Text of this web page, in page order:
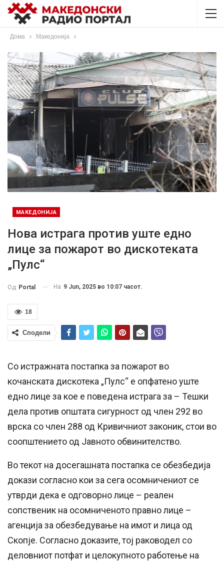
Дома Македонија
МАКЕДОНИЈА
Нова истрага против уште едно
лице за пожарот во дискотеката
„Пулс“
Од Portal На 9 Jun, 2025 во 10:07 часот.
18
Сподели
Со истражната постапка за пожарот во
кочанската дискотека „Пулс“ е опфатено уште
едно лице за кое е поведена истрага за – Тешки
дела против општата сигурност од член 292 во
врска со член 288 од Кривичниот законик, стои во
соопштението од Јавното обвинителство.
Во текот на досегашната постапка се обезбедија
докази согласно кои за сега осомничениот се
утврди дека е одговорно лице – реален
сопственик на осомниченото правно лице –
агенција за обезбедување на имот и лица од
Скопје. Согласно доказите, тој раководел со
деловниот потфат и целокупното работење на